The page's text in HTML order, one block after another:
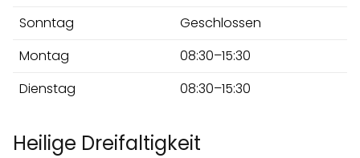
Sonntag
Geschlossen
Montag
08:30–15:30
Dienstag
08:30–15:30
Heilige Dreifaltigkeit